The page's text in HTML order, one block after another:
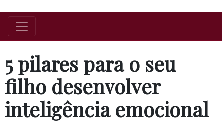
5 pilares para o seu
filho desenvolver
inteligência emocional